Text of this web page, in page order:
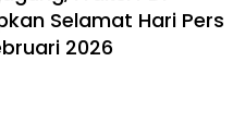
Selamat Hari Pers
2026